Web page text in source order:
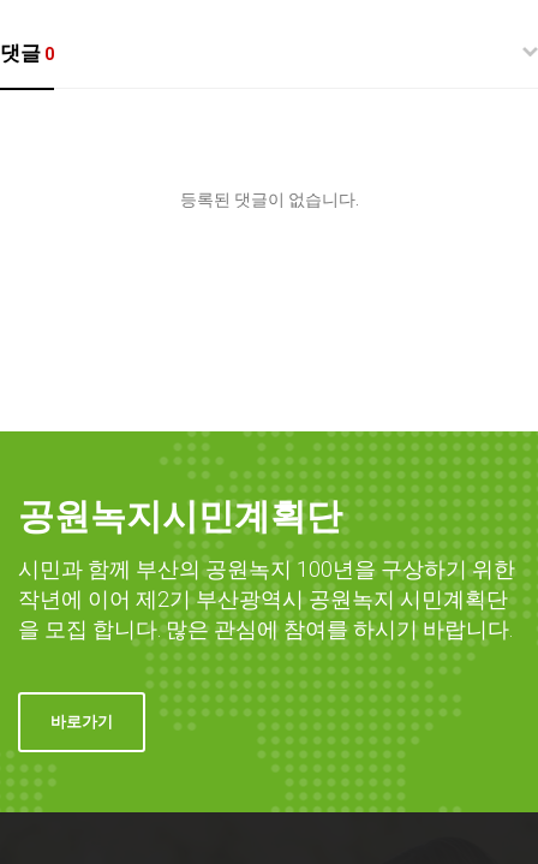
댓글 0
등록된 댓글이 없습니다.
공원녹지시민계획단
시민과 함께 부산의 공원녹지 100년을 구상하기 위한
작년에 이어 제2기 부산광역시 공원녹지 시민계획단
을 모집 합니다. 많은 관심에 참여를 하시기 바랍니다.
바로가기